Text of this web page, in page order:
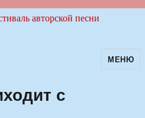
авторскойМЕНЮ
с